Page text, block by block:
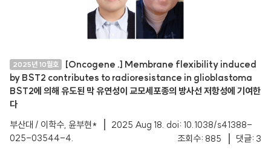
2025년 10월호
[Oncogene .] Membrane flexibility induced
by BST2 contributes to radioresistance in glioblastoma
BST2에 의해 유도된 막 유연성이 교모세포종의 방사선 저항성에 기여한
다
부산대 / 이학수, 윤부현*
2025 Aug 18. doi: 10.1038/s41388-
025-03544-4.
댓글: 3
조회수: 885